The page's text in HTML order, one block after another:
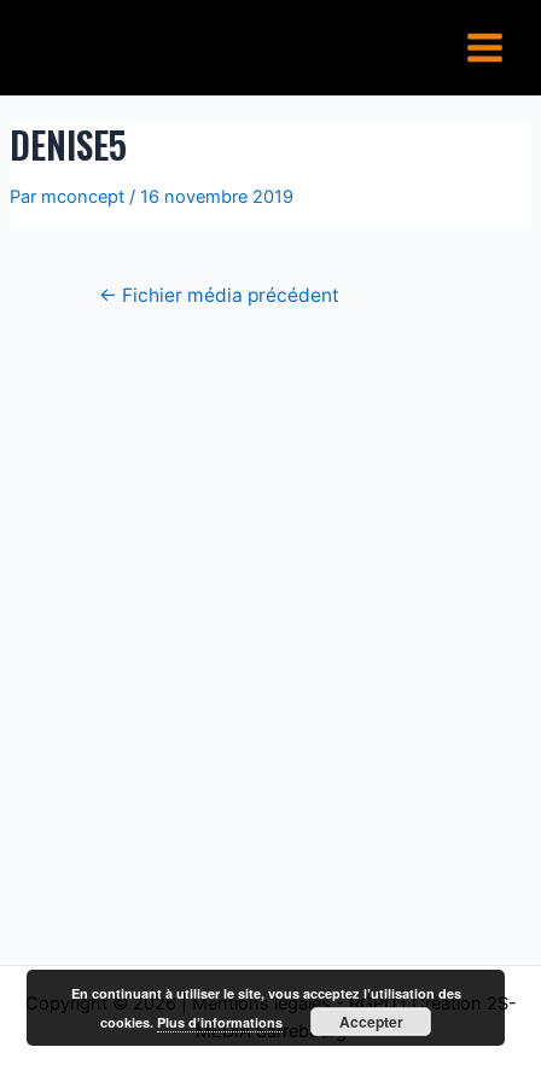
Menu
DENISE5
Par mconcept / 16 novembre 2019
← Fichier média précédent
Copyright © 2026 |Mentions légales - RGPD|Création 2S-
MEDIA Sarrebourg
En continuant à utiliser le site, vous acceptez l’utilisation des
cookies.Plus d’informations Accepter